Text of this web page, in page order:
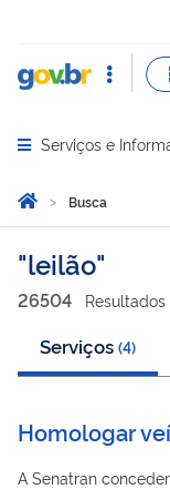
Abrir menu
Serviços e
Você está aqui:
Página Inicial
Busca
Busca
leilão
26504 Resultados
Serviços (4)
Homologar
A Senatran